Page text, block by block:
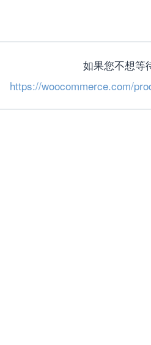
如果您不想等
https://woocommerce.com/